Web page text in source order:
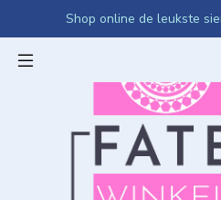
Shop online de leukste